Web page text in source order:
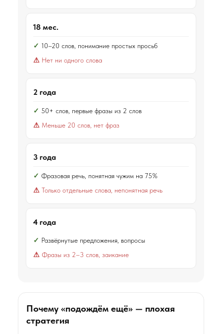
18 мес.
10–20 слов, понимание простых просьб
Нет ни одного слова
2 года
50+ слов, первые фразы из 2 слов
Меньше 20 слов, нет фраз
3 года
Фразовая речь, понятная чужим на 75%
Только отдельные слова, непонятная речь
4 года
Развёрнутые предложения, вопросы
Фразы из 2–3 слов, заикание
Почему «подождём ещё» — плохая
стратегия